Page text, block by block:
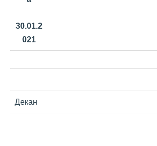
30.01.2
021
Декан